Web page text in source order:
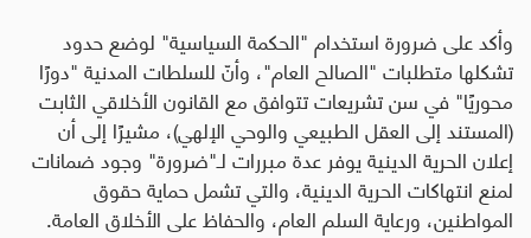
وأكد على ضرورة استخدام "الحكمة السياسية" لوضع حدود
تشكلها متطلبات "الصالح العام"، وأنّ للسلطات المدنية "دورًا
محوريًا" في سن تشريعات تتوافق مع القانون الأخلاقي الثابت
(المستند إلى العقل الطبيعي والوحي الإلهي)، مشيرًا إلى أن
إعلان الحرية الدينية يوفر عدة مبررات لـ"ضرورة" وجود ضمانات
لمنع انتهاكات الحرية الدينية، والتي تشمل حماية حقوق
المواطنين، ورعاية السلم العام، والحفاظ على الأخلاق العامة.